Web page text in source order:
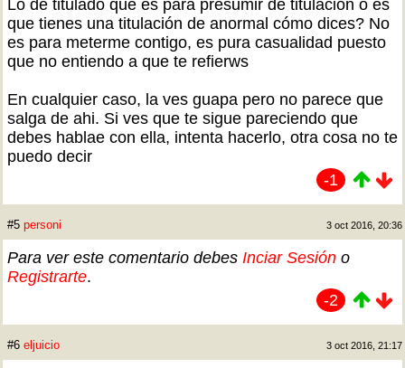
Lo de titulado que es para presumir de titulación o es
que tienes una titulación de anormal cómo dices? No
es para meterme contigo, es pura casualidad puesto
que no entiendo a que te refierws
En cualquier caso, la ves guapa pero no parece que
salga de ahi. Si ves que te sigue pareciendo que
debes hablae con ella, intenta hacerlo, otra cosa no te
puedo decir
-1
#5 personi 3 oct 2016, 20:36
Para ver este comentario debes Inciar Sesión o
Registrarte.
-2
#6 eljuicio 3 oct 2016, 21:17